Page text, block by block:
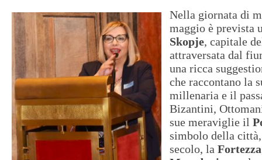
Nella giornata di
maggio è prevista
Skopje, capitale
attraversata dal
una ricca
che raccontano la
millenaria e il
Bizantini,
sue meraviglie il
simbolo della
secolo, la Fortezza